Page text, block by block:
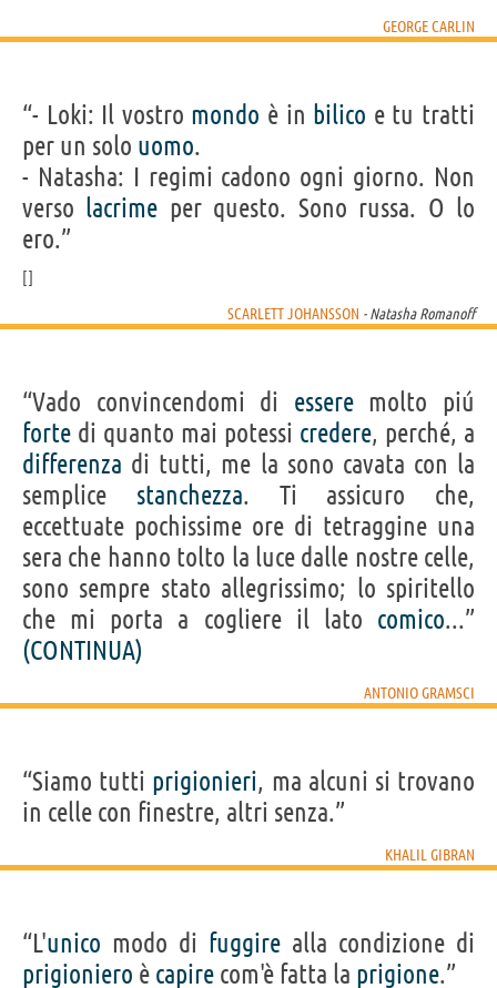
GEORGE CARLIN
“- Loki: Il vostro mondo è in bilico e tu tratti
per un solo uomo.
- Natasha: I regimi cadono ogni giorno. Non
verso lacrime per questo. Sono russa. O lo
ero.”
SCARLETT JOHANSSON - Natasha Romanoff
“Vado convincendomi di esseremolto piú
forte di quanto mai potessi credere, perché, a
differenza di tutti, me la sono cavata con la
semplice stanchezza. Ti assicuro che,
eccettuate pochissime ore di tetraggine una
sera che hanno tolto la luce dalle nostre celle,
sono sempre stato allegrissimo; lo spiritello
che mi porta a cogliere il lato comico...”
(CONTINUA)
ANTONIO GRAMSCI
“Siamo tutti prigionieri, ma alcuni si trovano
in celle con finestre, altri senza.”
KHALIL GIBRAN
“L'unico modo di fuggire alla condizione di
prigioniero è capire com'è fatta la prigione.”